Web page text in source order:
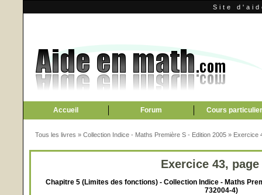
Site
Accueil Forum Cours
Tous les livres » Collection Indice - Maths Première S - Edition 2005 » Exercice
Exercice 43, page
Chapitre 5 (Limites des fonctions) - Collection Indice - Maths
732004-4)